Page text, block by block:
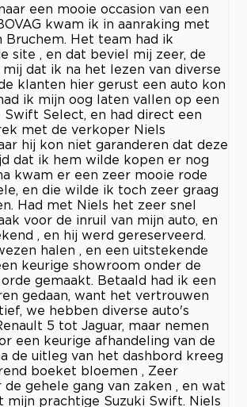
een mooie occasion van een
kwam ik in aanraking met
Bruchem. Het team had ik
site , en dat beviel mij zeer, de
dat ik na het lezen van diverse
klanten hier gerust een auto kon
ik mijn oog laten vallen op een
Swift Select, en had direct een
met de verkoper Niels
hij kon niet garanderen dat deze
dat ik hem wilde kopen er nog
kwam er een zeer mooie rode
en die wilde ik toch zeer graag
Had met Niels het zeer snel
voor de inruil van mijn auto, en
, en hij werd gereserveerd.
halen , en een uitstekende
keurige showroom onder de
gemaakt. Betaald had ik een
gedaan, want het vertrouwen
we hebben diverse auto's
5 tot Jaguar, maar nemen
een keurige afhandeling van de
de uitleg van het dashbord kreeg
boeket bloemen , Zeer
gehele gang van zaken , en wat
mijn prachtige Suzuki Swift. Niels